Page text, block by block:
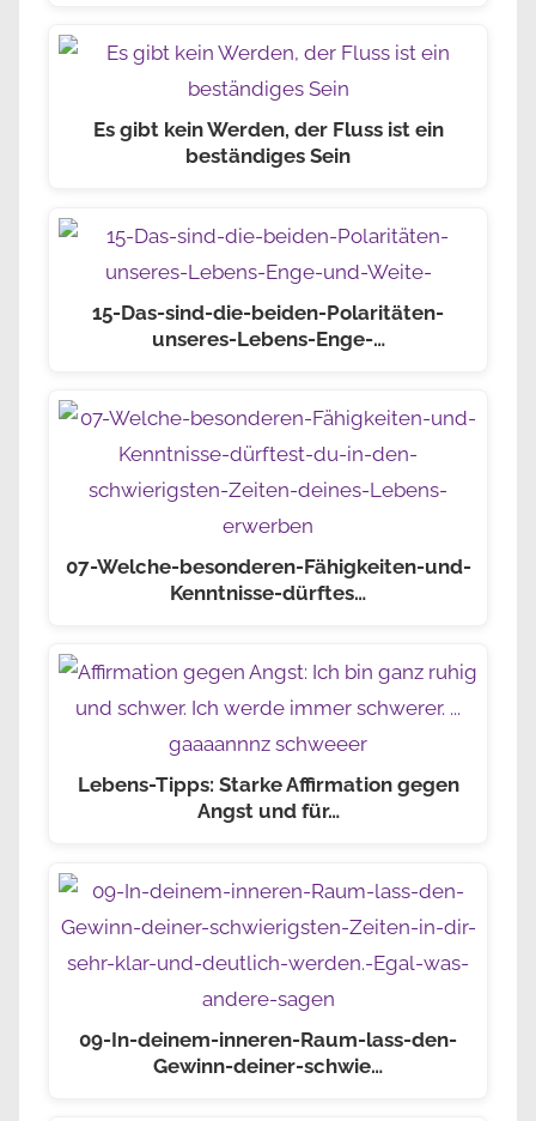
Es gibt kein Werden, der Fluss ist ein
beständiges Sein
15-Das-sind-die-beiden-Polaritäten-
unseres-Lebens-Enge-…
07-Welche-besonderen-Fähigkeiten-und-
Kenntnisse-dürftes…
Lebens-Tipps: Starke Affirmation gegen
Angst und für…
09-In-deinem-inneren-Raum-lass-den-
Gewinn-deiner-schwie…